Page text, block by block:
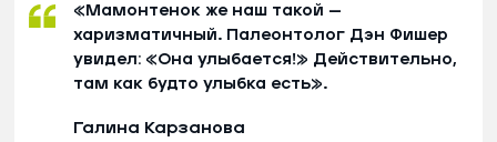
«Мамонтенок же наш такой —
харизматичный. Палеонтолог Дэн Фишер
увидел: «Она улыбается!» Действительно,
там как будто улыбка есть».
Галина Карзанова